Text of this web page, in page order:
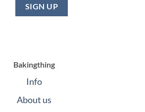
Bakingthing
Info
About us